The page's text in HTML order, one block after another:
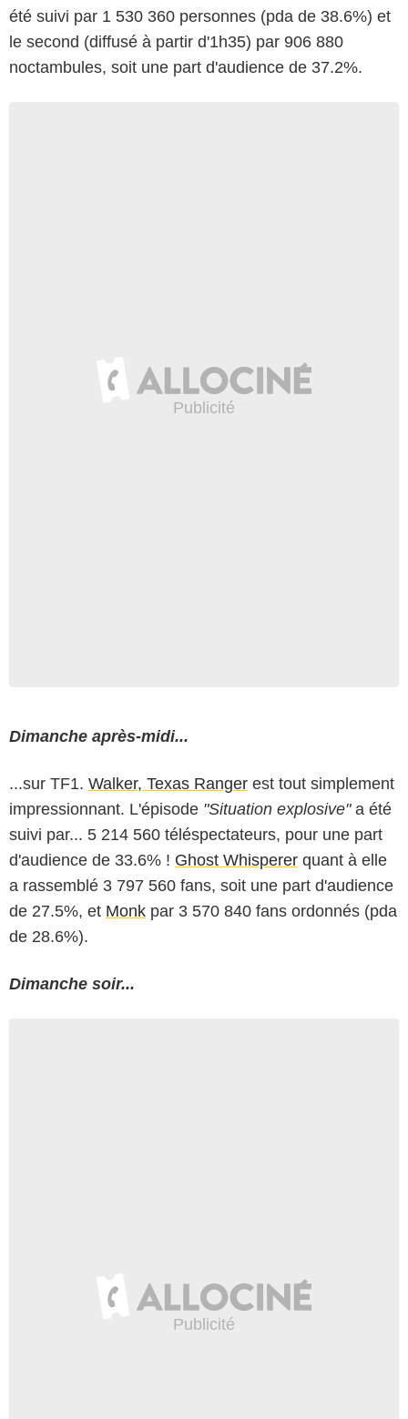
été suivi par 1 530 360 personnes (pda de 38.6%) et
le second (diffusé à partir d'1h35) par 906 880
noctambules, soit une part d'audience de 37.2%.
Dimanche après-midi...
...sur TF1. Walker, Texas Ranger est tout simplement
impressionnant. L'épisode "Situation explosive"a été
suivi par... 5 214 560 téléspectateurs, pour une part
d'audience de 33.6% ! Ghost Whisperer quant à elle
a rassemblé 3 797 560 fans, soit une part d'audience
de 27.5%, et Monk par 3 570 840 fans ordonnés (pda
de 28.6%).
Dimanche soir...